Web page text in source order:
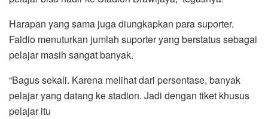
Harapan yang sama juga diungkapkan para suporter.
Faldio menuturkan jumlah suporter yang berstatus sebagai
pelajar masih sangat banyak.
“Bagus sekali. Karena melihat dari persentase, banyak
pelajar yang datang ke stadion. Jadi dengan tiket khusus
pelajar itu